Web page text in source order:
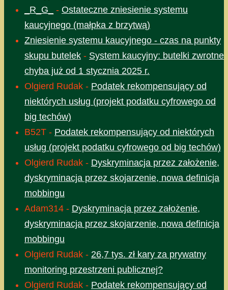
_R_G_
- Ostateczne zniesienie systemu
kaucyjnego (małpka z brzytwą)
Zniesienie systemu kaucyjnego - czas na punkty
skupu butelek - System kaucyjny: butelki zwrotne
chyba już od 1 stycznia 2025 r.
Olgierd Rudak - Podatek rekompensujący od
niektórych usług (projekt podatku cyfrowego od
big techów)
B52T - Podatek rekompensujący od niektórych
usług (projekt podatku cyfrowego od big techów)
Olgierd Rudak - Dyskryminacja przez założenie,
dyskryminacja przez skojarzenie, nowa definicja
mobbingu
Adam314 - Dyskryminacja przez założenie,
dyskryminacja przez skojarzenie, nowa definicja
mobbingu
Olgierd Rudak - 26,7 tys. zł kary za prywatny
monitoring przestrzeni publicznej?
Olgierd Rudak - Podatek rekompensujący od